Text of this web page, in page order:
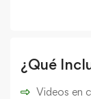
¿Qué
Videos en